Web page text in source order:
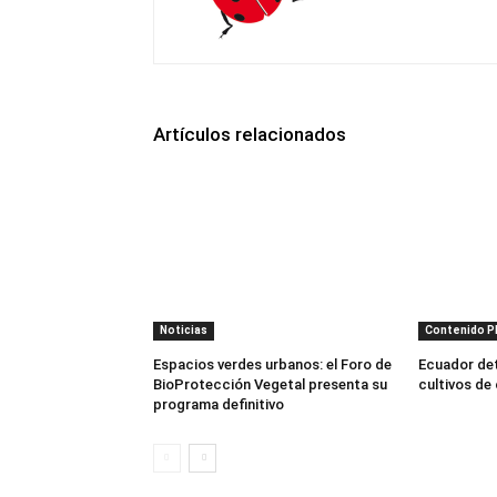
Artículos relacionados
Noticias
Espacios verdes urbanos: el Foro de
BioProtección Vegetal presenta su
programa definitivo
Contenido
Ecuador
cultivos de